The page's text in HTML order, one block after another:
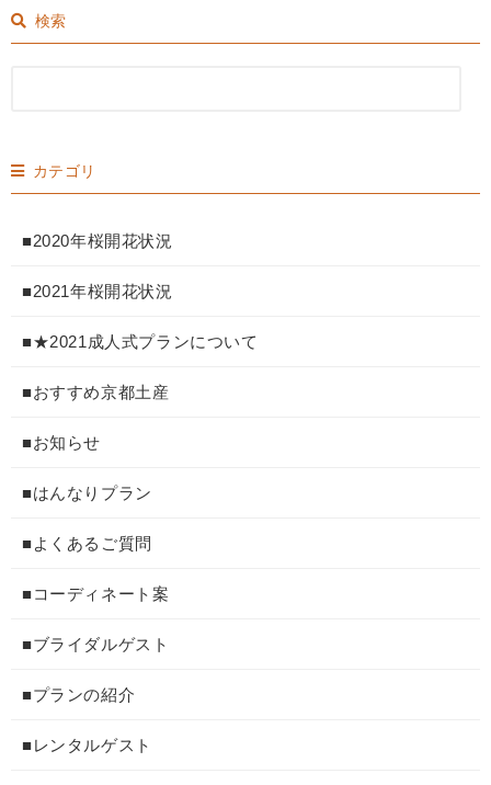
検索
カテゴリ
■2020年桜開花状況
■2021年桜開花状況
■★2021成人式プランについて
■おすすめ京都土産
■お知らせ
■はんなりプラン
■よくあるご質問
■コーディネート案
■ブライダルゲスト
■プランの紹介
■レンタルゲスト